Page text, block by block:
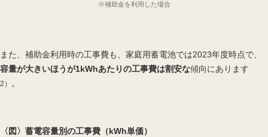
※補助金を利用した場合
また、補助金利用時の工事費も、家庭用蓄電池では2023年度時点で、
容量が大きいほうが1kWhあたりの工事費は割安な傾向にあります
2） 。
〈図〉蓄電容量別の工事費（kWh単価）